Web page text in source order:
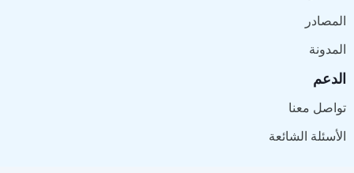
المصادر
المدونة
الدعم
تواصل معنا
الأسئلة الشائعة